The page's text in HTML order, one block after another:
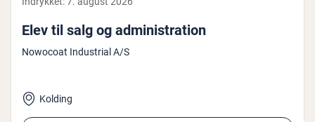
Elev til salg og ad­mi­ni­stra­tion
Nowocoat Industrial A/S
Kolding